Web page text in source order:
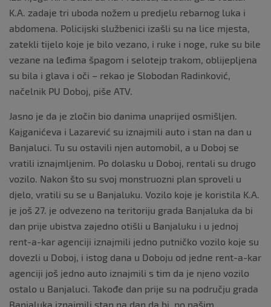
K.A. zadaje tri uboda nožem u predjelu rebarnog luka i
abdomena. Policijski službenici izašli su na lice mjesta,
zatekli tijelo koje je bilo vezano, i ruke i noge, ruke su bile
vezane na leđima špagom i selotejp trakom, oblijepljena
su bila i glava i oči – rekao je Slobodan Radinković,
načelnik PU Doboj, piše ATV.
Jasno je da je zločin bio danima unaprijed osmišljen.
Kajganićeva i Lazarević su iznajmili auto i stan na dan u
Banjaluci. Tu su ostavili njen automobil, a u Doboj se
vratili iznajmljenim. Po dolasku u Doboj, rentali su drugo
vozilo. Nakon što su svoj monstruozni plan sproveli u
djelo, vratili su se u Banjaluku. Vozilo koje je koristila K.A.
je još 27. je odvezeno na teritoriju grada Banjaluka da bi
dan prije ubistva zajedno otišli u Banjaluku i u jednoj
rent-a-kar agenciji iznajmili jedno putničko vozilo koje su
dovezli u Doboj, i istog dana u Doboju od jedne rent-a-kar
agenciji još jedno auto iznajmili s tim da je njeno vozilo
ostalo u Banjaluci. Takođe dan prije su na području grada
Banjaluka iznajmili stan na dan da bi, po našim